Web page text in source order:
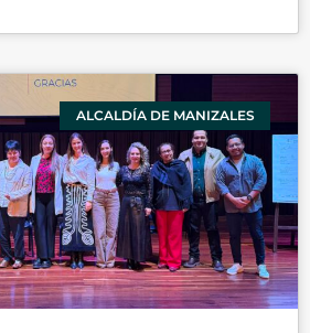
ALCALDÍA DE MANIZALES